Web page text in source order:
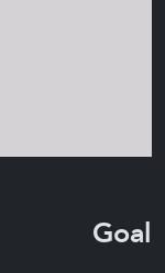
Goal